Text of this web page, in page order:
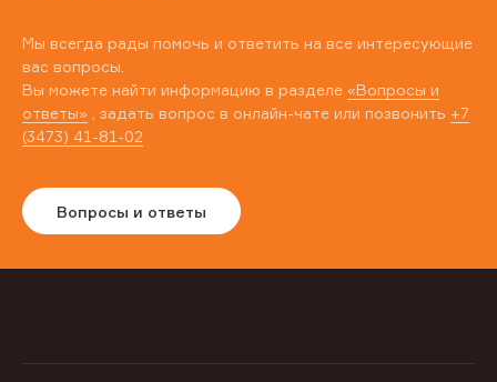
Мы всегда рады помочь и ответить на все интересующие
вас вопросы.
Вы можете найти информацию в разделе «Вопросы и
ответы» , задать вопрос в онлайн-чате или позвонить +7
(3473) 41-81-02
Вопросы и ответы